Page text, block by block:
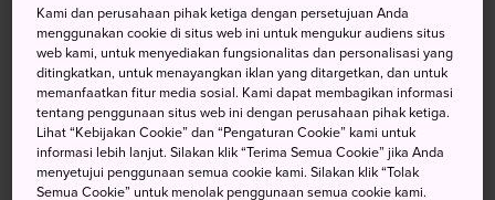
Lukisan dari Dunia Apung
Terjun dalam dunia lukisan ukiyo-e dengan koleksi pribadi
terbesar di planet. Jangan lewatkan karya dari para master,
Hokusai dan Hiroshige.
Menuju Lokasi
Kami dan perusahaan pihak ketiga dengan persetujuan Anda
menggunakan cookie di situs web ini untuk mengukur audiens situs
web kami, untuk menyediakan fungsionalitas dan personalisasi yang
ditingkatkan, untuk menayangkan iklan yang ditargetkan, dan untuk
memanfaatkan fitur media sosial. Kami dapat membagikan informasi
tentang penggunaan situs web ini dengan perusahaan pihak ketiga.
Lihat “Kebijakan Cookie” dan “Pengaturan Cookie” kami untuk
informasi lebih lanjut. Silakan klik “Terima Semua Cookie” jika Anda
menyetujui penggunaan semua cookie kami. Silakan klik “Tolak
Semua Cookie” untuk menolak penggunaan semua cookie kami.